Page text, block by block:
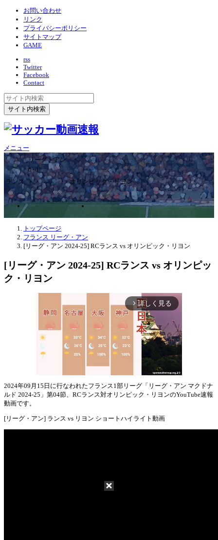
お問い合わせ
リンク
プライバシーポリシー
サイトマップ
GAME
rss
Twitter
Facebook
Contact
メニュー
リーグ・アン
0ｰ0
ランス
オリンピック・リヨン
トップページ
フランス リーグ・アン
[リーグ・アン 2024-25] RCランス vs オリンピック・リヨン
[リーグ・アン 2024-25] RCランス vs オリンピッ
ク・リヨン
arrow_forward_ios 詳しく見る
2024年09月15日に行なわれたフランス1部リーグ「リーグ・アン マクドナ
ルド 2024-25」第04節、RCランス対オリンピック・リヨンのYouTube速報
動画です。
[リーグ・アン] ランス vs リヨン ショートハイライト動画